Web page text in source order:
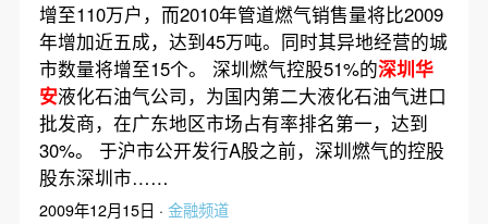
增至110万户，而2010年管道燃气销售量将比2009
年增加近五成，达到45万吨。同时其异地经营的城
市数量将增至15个。 深圳燃气控股51%的深圳华
安液化石油气公司，为国内第二大液化石油气进口
批发商，在广东地区市场占有率排名第一，达到
30%。 于沪市公开发行A股之前，深圳燃气的控股
股东深圳市……
2009年12月15日 · 金融频道